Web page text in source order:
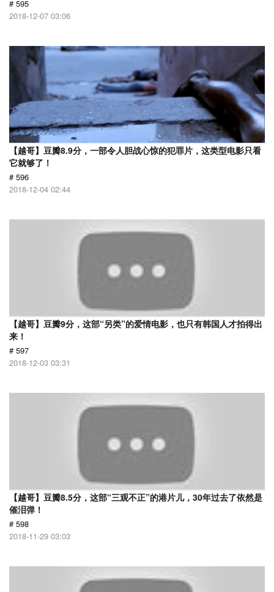
# 595
2018-12-07 03:06
【越哥】豆瓣8.9分，一部令人胆战心惊的犯罪片，这类型电影只看
它就够了！
# 596
2018-12-04 02:44
【越哥】豆瓣9分，这部“另类”的爱情电影，也只有韩国人才拍得出
来！
# 597
2018-12-03 03:31
【越哥】豆瓣8.5分，这部“三观不正”的港片儿，30年过去了依然是
催泪弹！
# 598
2018-11-29 03:03